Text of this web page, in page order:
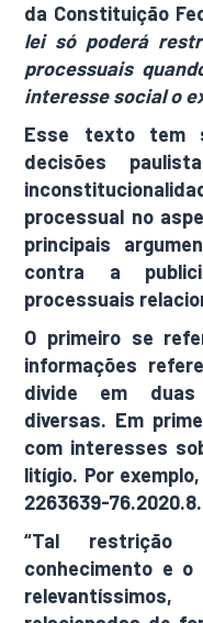
da Constituição
lei só poderá
processuais
interesse social o
Esse texto tem
decisões
processual no
principais
contra a
processuais
O primeiro se
informações
divide em duas
diversas. Em
com interesses
litígio. Por
2263639-
“Tal restrição
conhecimento e